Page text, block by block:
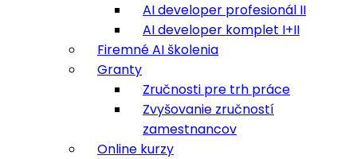
AI developer profesionál II
AI developer komplet I+II
Firemné AI školenia
Granty
Zručnosti pre trh práce
Zvyšovanie zručností
zamestnancov
Online kurzy